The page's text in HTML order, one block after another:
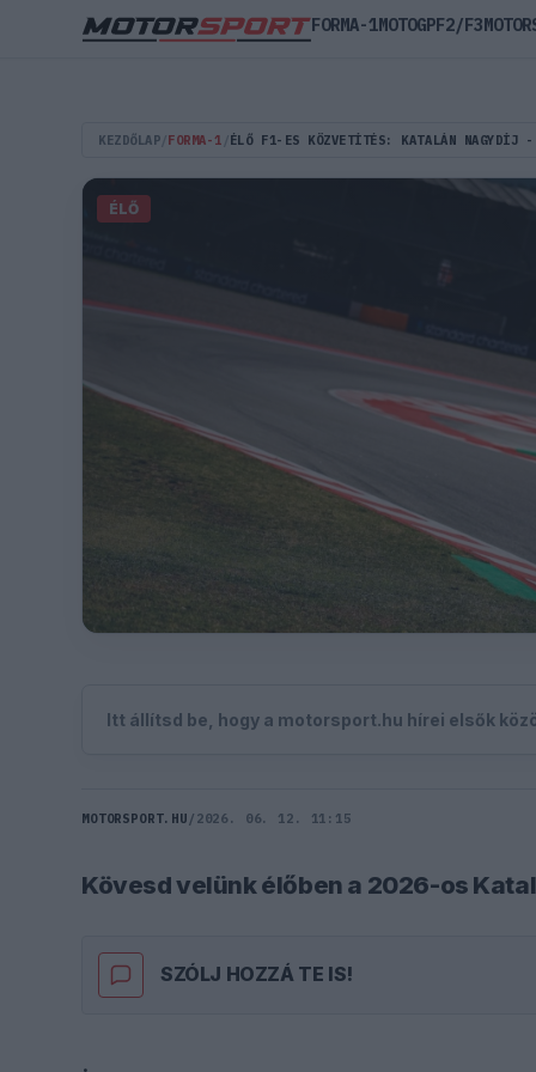
KEZDŐLAP FORMA-1 ÉLŐ F1-ES KÖZVETÍTÉS: KATALÁN NAGYDÍJ
ÉLŐ
Itt állítsd be, hogy a motorsport.hu hírei elsők
MOTORSPORT.HU / 2026. 06. 12. 11:15
Kövesd velünk élőben a 2026-os
SZÓLJ HOZZÁ TE IS!
.
FORMA-1MOTOGPF2/F3